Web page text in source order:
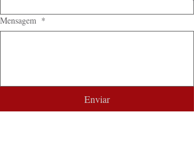
Mensagem *
Enviar